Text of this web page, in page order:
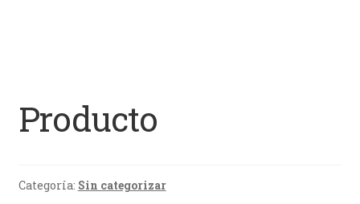
Producto
Categoría: Sin categorizar